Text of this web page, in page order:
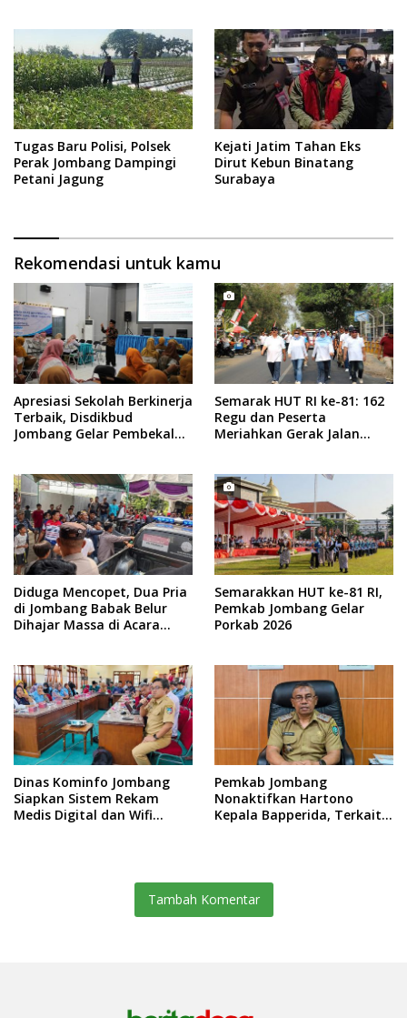
Tugas Baru Polisi, Polsek
Perak Jombang Dampingi
Petani Jagung
Kejati Jatim Tahan Eks
Dirut Kebun Binatang
Surabaya
Rekomendasi untuk kamu
Apresiasi Sekolah Berkinerja
Terbaik, Disdikbud
Jombang Gelar Pembekalan
Semarak HUT RI ke-81: 162
Regu dan Peserta
Meriahkan Gerak Jalan
Diduga Mencopet, Dua Pria
di Jombang Babak Belur
Dihajar Massa di Acara
Semarakkan HUT ke-81 RI,
Pemkab Jombang Gelar
Porkab 2026
Dinas Kominfo Jombang
Siapkan Sistem Rekam
Medis Digital dan Wifi
Pemkab Jombang
Nonaktifkan Hartono
Kepala Bapperida, Terkait
Tambah Komentar